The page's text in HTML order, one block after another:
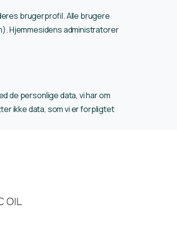
brugerprofil. Alle brugere
Hjemmesidens administratorer
de personlige data, vi har om
ikke data, som vi er forpligtet